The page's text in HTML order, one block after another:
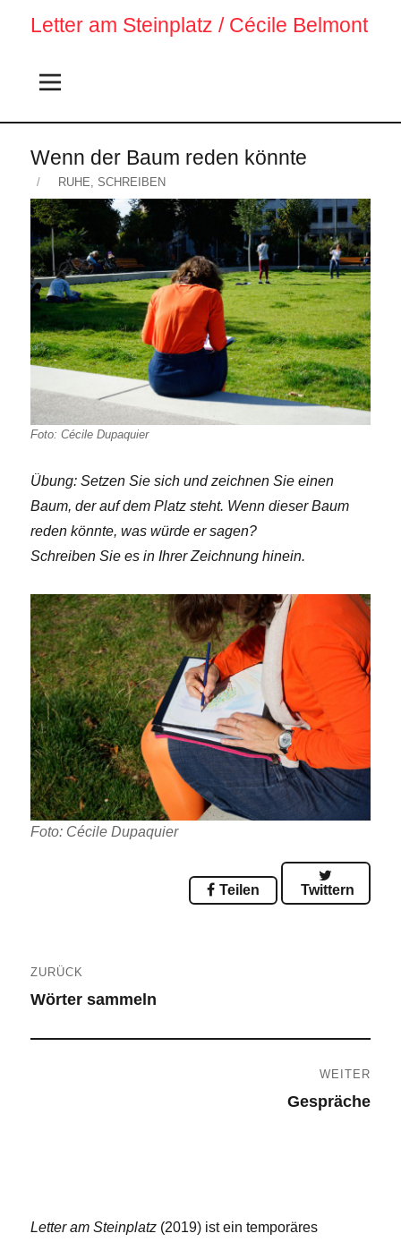
Letter am Steinplatz / Cécile Belmont
Wenn der Baum reden könnte
Veröffentlicht
am
KATEGORIEN
RUHE,SCHREIBEN
Foto: Cécile Dupaquier
Übung: Setzen Sie sich und zeichnen Sie einen
Baum, der auf dem Platz steht. Wenn dieser Baum
reden könnte, was würde er sagen?
Schreiben Sie es in Ihrer Zeichnung hinein.
Foto: Cécile Dupaquier
Teilen Twittern
ZURÜCK
Vorheriger
Wörter sammeln
WEITER
Gespräche
Letter am Steinplatz (2019) ist ein temporäres